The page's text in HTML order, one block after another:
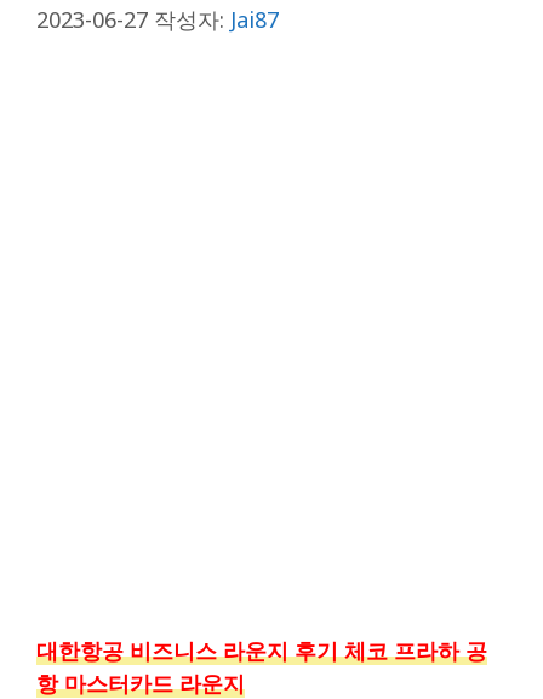
2023-06-27 작성자: Jai87
대한항공 비즈니스 라운지 후기 체코 프라하 공
항 마스터카드 라운지